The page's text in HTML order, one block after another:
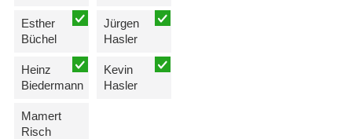
Esther
Büchel
Heinz
Biedermann
Mamert
Risch
Jürgen
Hasler
Kevin
Hasler